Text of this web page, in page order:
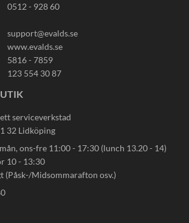
0512 - 928 60
support@evalds.se
www.evalds.se
5816 - 7859
123 554 30 87
serviceverkstad
32 Lidköping
ons-fre 11:00 - 17:30 (lunch 13.20 - 14)
10 - 13:30
(Påsk-/Midsommarafton osv.)